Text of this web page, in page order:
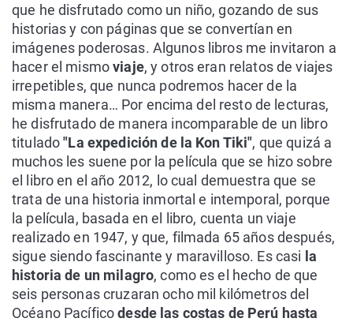
que he disfrutado como un niño, gozando de sus
historias y con páginas que se convertían en
imágenes poderosas. Algunos libros me invitaron a
hacer el mismoviaje, y otros eran relatos de viajes
irrepetibles, que nunca podremos hacer de la
misma manera… Por encima del resto de lecturas,
he disfrutado de manera incomparable de un libro
titulado"La expedición de la Kon Tiki", que quizá a
muchos les suene por la película que se hizo sobre
el libro en el año 2012, lo cual demuestra que se
trata de una historia inmortal e intemporal, porque
la película, basada en el libro, cuenta un viaje
realizado en 1947, y que, filmada 65 años después,
sigue siendo fascinante y maravilloso. Es casi la
historia de un milagro, como es el hecho de que
seis personas cruzaran ocho mil kilómetros del
Océano Pacíficodesde las costas de Perú hasta